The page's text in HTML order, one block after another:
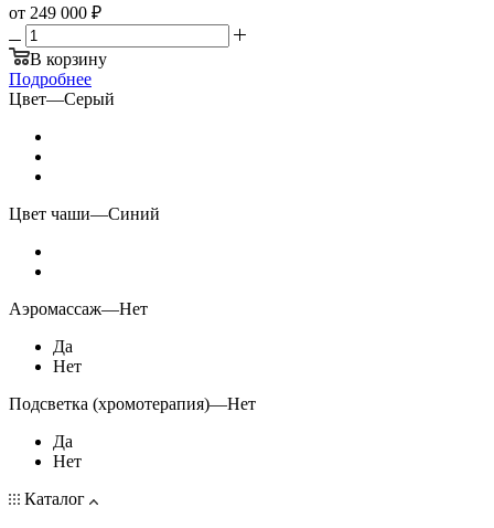
от 249 000 ₽
В корзину
Подробнее
Цвет—Серый
Цвет чаши—Синий
Аэромассаж—Нет
Да
Нет
Подсветка (хромотерапия)—Нет
Да
Нет
Каталог